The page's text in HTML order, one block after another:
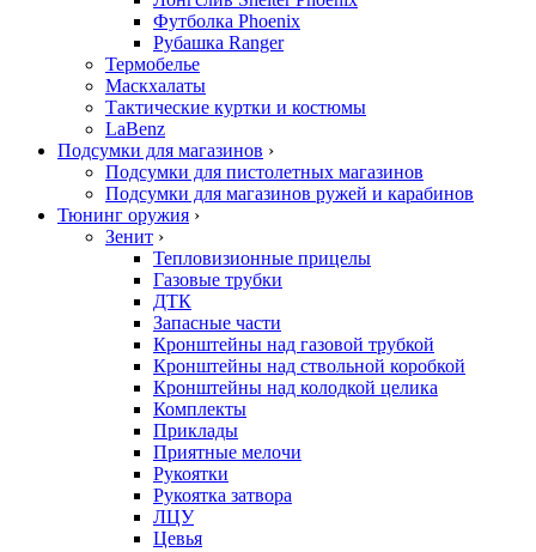
Футболка Phoenix
Рубашка Ranger
Термобелье
Маскхалаты
Тактические куртки и костюмы
LaBenz
Подсумки для магазинов ›
Подсумки для пистолетных магазинов
Подсумки для магазинов ружей и карабинов
Тюнинг оружия ›
Зенит ›
Тепловизионные прицелы
Газовые трубки
ДТК
Запасные части
Кронштейны над газовой трубкой
Кронштейны над ствольной коробкой
Кронштейны над колодкой целика
Комплекты
Приклады
Приятные мелочи
Рукоятки
Рукоятка затвора
ЛЦУ
Цевья